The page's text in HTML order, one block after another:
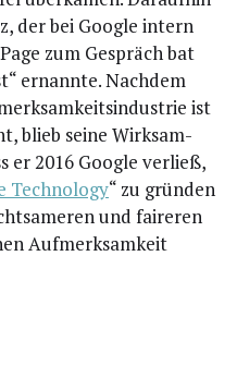
der bei Goog­le intern
zum Gespräch bat
ernann­te. Nach­dem
ist
blieb sei­ne Wirk­sam­
er 2016 Goog­le ver­ließ,
Tech­no­lo­gy“ zu grün­den
und fai­re­ren
Auf­merk­sam­keit